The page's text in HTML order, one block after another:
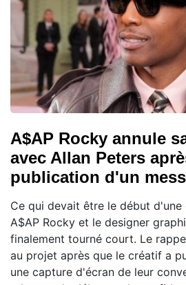
A$AP Rocky annule
avec Allan Peters
publication d'un
Ce qui devait être le début
A$AP Rocky et le designer
finalement tourné court. Le
au projet après que le créatif a
une capture d'écran de leur